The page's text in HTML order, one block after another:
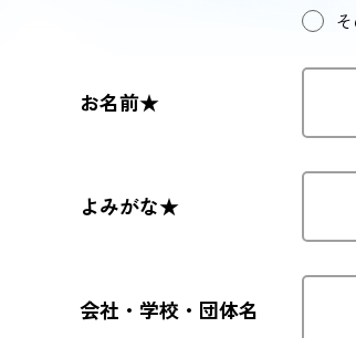
お名前★
よみがな★
会社・学校・団体名